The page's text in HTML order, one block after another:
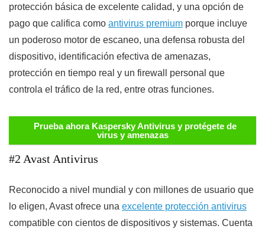
protección básica de excelente calidad, y una opción de
pago que califica como antivirus premium porque incluye
un poderoso motor de escaneo, una defensa robusta del
dispositivo, identificación efectiva de amenazas,
protección en tiempo real y un firewall personal que
controla el tráfico de la red, entre otras funciones.
Prueba ahora Kaspersky Antivirus y protégete de
virus y amenazas
#2 Avast Antivirus
Reconocido a nivel mundial y con millones de usuario que
lo eligen, Avast ofrece una excelente protección antivirus
compatible con cientos de dispositivos y sistemas. Cuenta